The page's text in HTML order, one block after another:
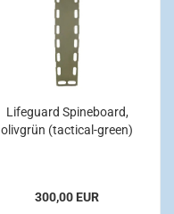
Lifeguard Spineboard,
olivgrün (tactical-green)
300,00 EUR